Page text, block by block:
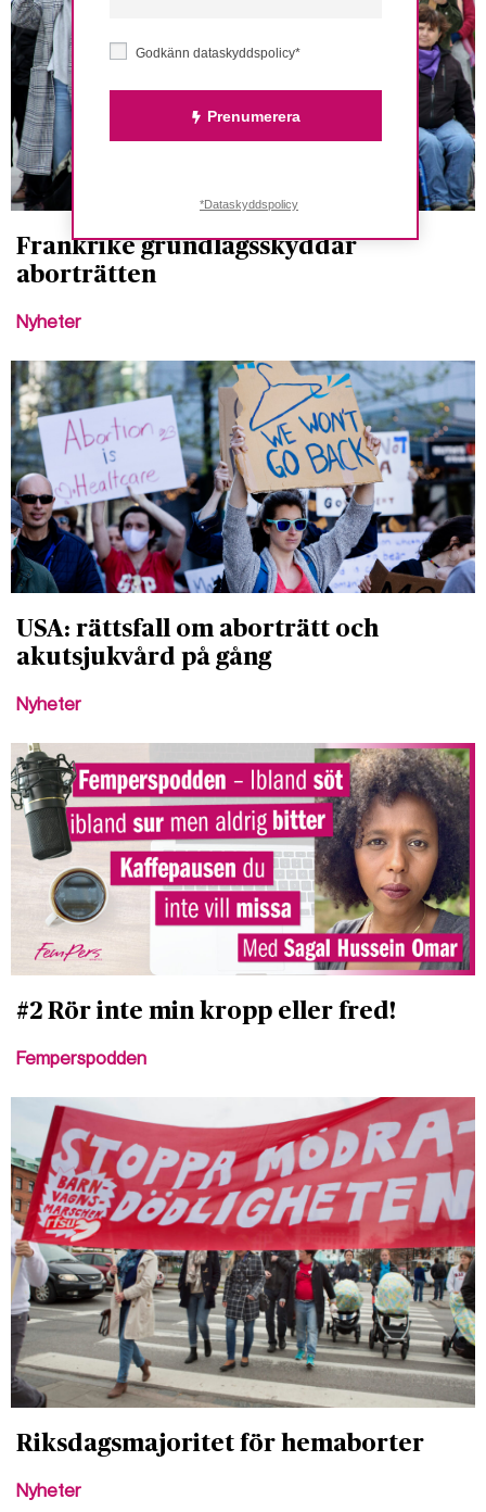
Frankrike grundlagsskyddar
aborträtten
Nyheter
USA: rättsfall om aborträtt och
akutsjukvård på gång
Nyheter
#2 Rör inte min kropp eller fred!
Femperspodden
Riksdagsmajoritet för hemaborter
Nyheter
Godkänn dataskyddspolicy*
Prenumerera
*Dataskyddspolicy